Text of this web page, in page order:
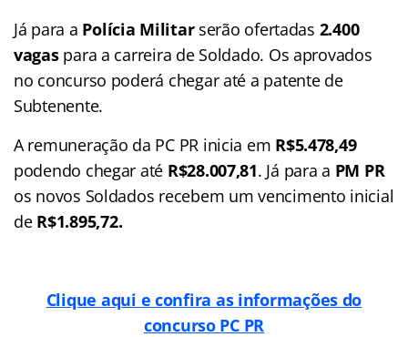
Já para a Polícia Militarserão ofertadas 2.400
vagaspara a carreira de Soldado. Os aprovados
no concurso poderá chegar até a patente de
Subtenente.
A remuneração da PC PR inicia em R$5.478,49
podendo chegar até R$28.007,81. Já para a PM PR
os novos Soldados recebem um vencimento inicial
de R$1.895,72.
Clique aqui e confira as informações do
concurso PC PR